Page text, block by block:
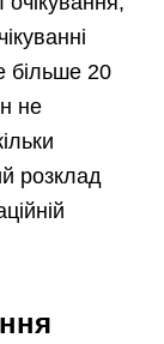
більше 20
не
розклад